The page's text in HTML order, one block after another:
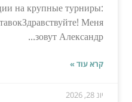
на крупные турниры:
Меня
зовут Александр...
קרא עוד »
יונ 28, 2026